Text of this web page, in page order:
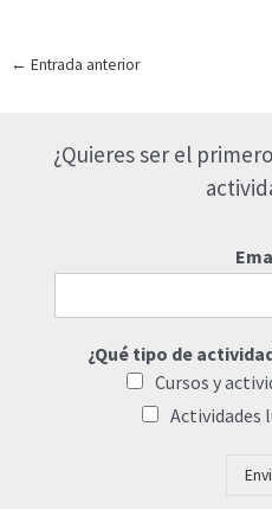
Navegación
← Entrada anterior
¿Quieres ser el
¿Qué tipo de
Cursos y
Actividades